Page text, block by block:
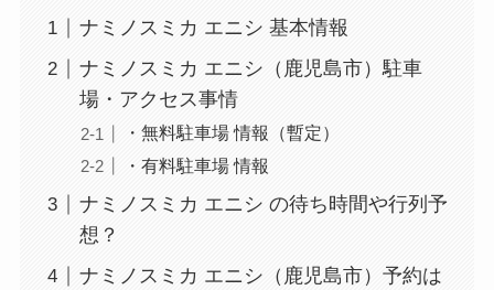
ナミノスミカ エニシ 基本情報
ナミノスミカ エニシ（鹿児島市）駐車
場・アクセス事情
・無料駐車場 情報（暫定）
・有料駐車場 情報
ナミノスミカ エニシ の待ち時間や行列予
想？
ナミノスミカ エニシ（鹿児島市）予約は